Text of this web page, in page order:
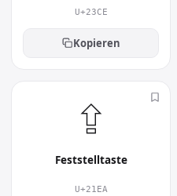
U+23CE
Kopieren
⇪︎
Feststelltaste
U+21EA